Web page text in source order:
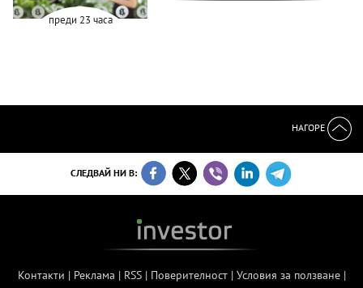
преди 23 часа
НАГОРЕ
СЛЕДВАЙ НИ В:
Контакти | Реклама | RSS| Поверителност| Условия за ползване|